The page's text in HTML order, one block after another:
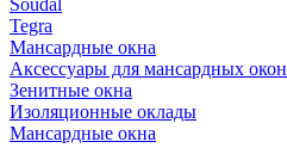
Soudal
Tegra
Мансардные окна
Аксессуары для мансардных окон
Зенитные окна
Изоляционные оклады
Мансардные окна